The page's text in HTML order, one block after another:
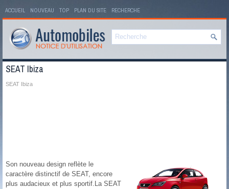
ACCUEIL NOUVEAU TOP PLAN DU SITE RECHERCHE
SEAT Ibiza
SEAT Ibiza
Son nouveau design reflète le
caractère distinctif de SEAT, encore
plus audacieux et plus sportif.La SEAT